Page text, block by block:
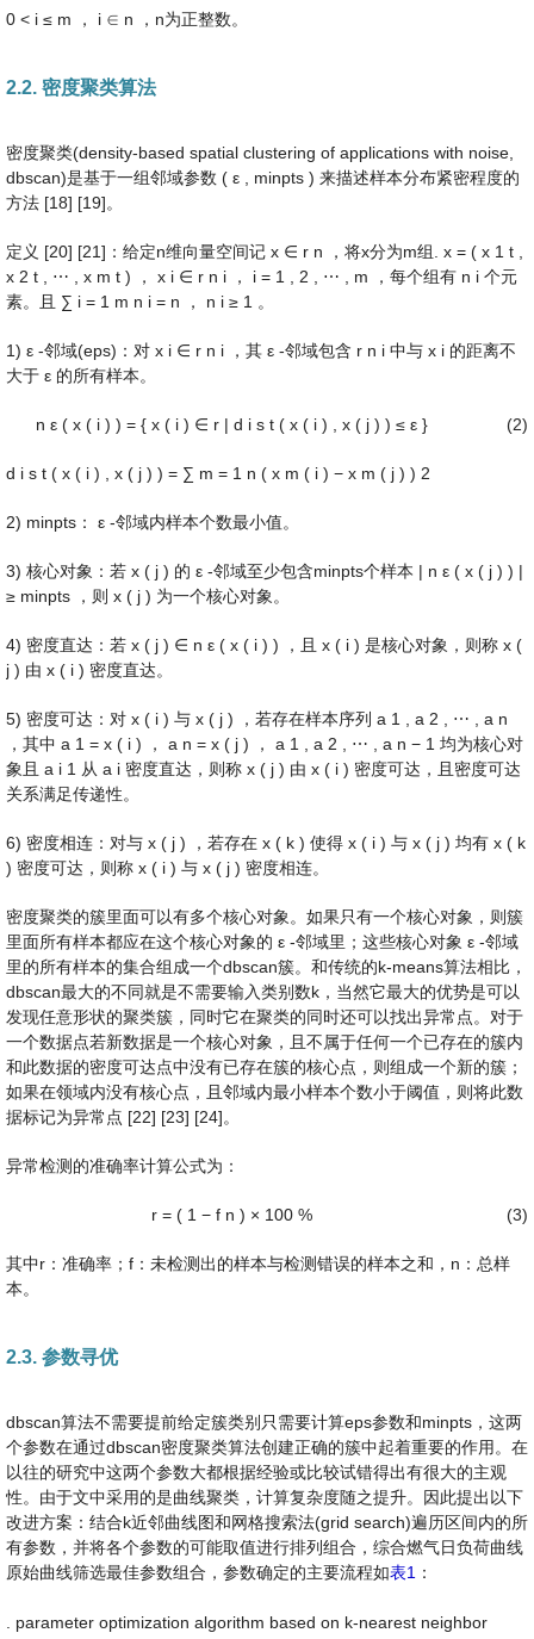
0 < i ≤ m ， i ∈ n ，n为正整数。
2.2. 密度聚类算法
密度聚类(density-based spatial clustering of applications with noise,
dbscan)是基于一组邻域参数 ( ε minpts ) 来描述样本分布紧密程度的
方法 [18] [19]。
定义 [20] [21]：给定n维向量空间记 x ∈ r n ，将x分为m组. x = ( x 1 t
x 2 t ⋯ x m t ) ， x i ∈ r n i ， i = 1 2 ⋯ m ，每个组有 n i 个元
素。且 ∑ i = 1 m n i = n ， n i ≥ 1 。
1) ε -邻域(eps)：对 x i ∈ r n i ，其 ε -邻域包含 r n i 中与 x i 的距离不
大于 ε 的所有样本。
n ε ( x ( i ) ) = { x ( i ) ∈ r | d i s t ( x ( i ) x ( j ) ) ≤ ε } (2)
d i s t ( x ( i ) x ( j ) ) = ∑ m = 1 n ( x m ( i ) − x m ( j ) ) 2
2) minpts： ε -邻域内样本个数最小值。
3) 核心对象：若 x ( j ) 的 ε -邻域至少包含minpts个样本 | n ε ( x ( j ) ) |
≥ minpts ，则 x ( j ) 为一个核心对象。
4) 密度直达：若 x ( j ) ∈ n ε ( x ( i ) ) ，且 x ( i ) 是核心对象，则称 x (
j ) 由 x ( i ) 密度直达。
5) 密度可达：对 x ( i ) 与 x ( j ) ，若存在样本序列 a 1 a 2 ⋯ a n
，其中 a 1 = x ( i ) ， a n = x ( j ) ， a 1 a 2 ⋯ a n − 1 均为核心对
象且 a i 1 从 a i 密度直达，则称 x ( j ) 由 x ( i ) 密度可达，且密度可达
关系满足传递性。
6) 密度相连：对与 x ( j ) ，若存在 x ( k ) 使得 x ( i ) 与 x ( j ) 均有 x ( k
) 密度可达，则称 x ( i ) 与 x ( j ) 密度相连。
密度聚类的簇里面可以有多个核心对象。如果只有一个核心对象，则簇
里面所有样本都应在这个核心对象的 ε -邻域里；这些核心对象 ε -邻域
里的所有样本的集合组成一个dbscan簇。和传统的k-means算法相比，
dbscan最大的不同就是不需要输入类别数k，当然它最大的优势是可以
发现任意形状的聚类簇，同时它在聚类的同时还可以找出异常点。对于
一个数据点若新数据是一个核心对象，且不属于任何一个已存在的簇内
和此数据的密度可达点中没有已存在簇的核心点，则组成一个新的簇；
如果在领域内没有核心点，且邻域内最小样本个数小于阈值，则将此数
据标记为异常点 [22] [23] [24]。
异常检测的准确率计算公式为：
r = ( 1 − f n ) × 100 % (3)
其中r：准确率；f：未检测出的样本与检测错误的样本之和，n：总样
本。
2.3. 参数寻优
dbscan算法不需要提前给定簇类别只需要计算eps参数和minpts，这两
个参数在通过dbscan密度聚类算法创建正确的簇中起着重要的作用。在
以往的研究中这两个参数大都根据经验或比较试错得出有很大的主观
性。由于文中采用的是曲线聚类，计算复杂度随之提升。因此提出以下
改进方案：结合k近邻曲线图和网格搜索法(grid search)遍历区间内的所
有参数，并将各个参数的可能取值进行排列组合，综合燃气日负荷曲线
原始曲线筛选最佳参数组合，参数确定的主要流程如表1 ：
. parameter optimization algorithm based on k-nearest neighbor